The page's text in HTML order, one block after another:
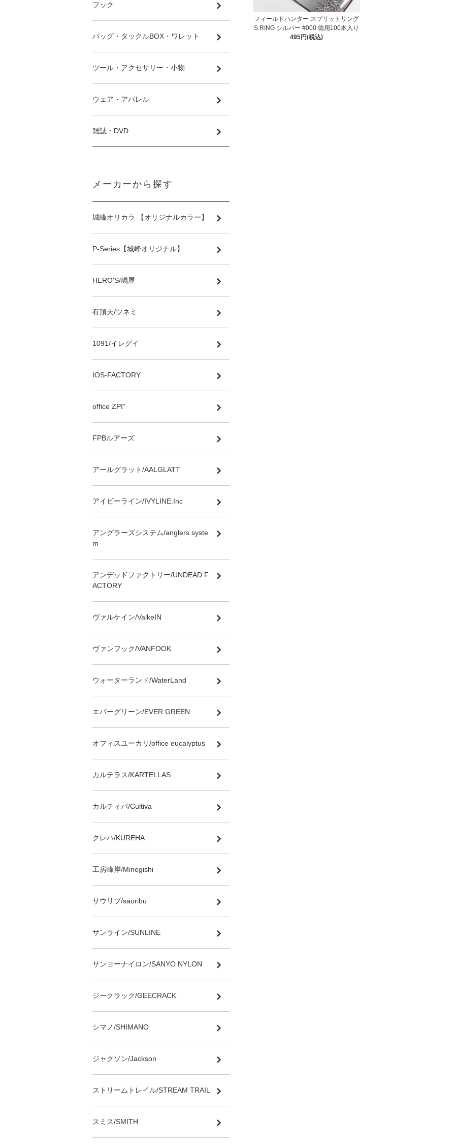
フィールドハンター スプリットリング
S.RING シルバー #000 徳用100本入り
495円(税込)
フック
バッグ・タックルBOX・ワレット
ツール・アクセサリー・小物
ウェア・アパレル
雑誌・DVD
メーカーから探す
城峰オリカラ 【オリジナルカラー】
P-Series【城峰オリジナル】
HERO'S/嶋屋
有頂天/ツネミ
1091/イレグイ
IOS-FACTORY
office ZPI”
FPBルアーズ
アールグラット/AALGLATT
アイビーライン/IVYLINE.Inc
アングラーズシステム/anglers syste
m
アンデッドファクトリー/UNDEAD F
ACTORY
ヴァルケイン/ValkeIN
ヴァンフック/VANFOOK
ウォーターランド/WaterLand
エバーグリーン/EVER GREEN
オフィスユーカリ/office eucalyptus
カルテラス/KARTELLAS
カルティバ/Cultiva
クレハ/KUREHA
工房峰岸/Minegishi
サウリブ/sauribu
サンライン/SUNLINE
サンヨーナイロン/SANYO NYLON
ジークラック/GEECRACK
シマノ/SHIMANO
ジャクソン/Jackson
ストリームトレイル/STREAM TRAIL
スミス/SMITH